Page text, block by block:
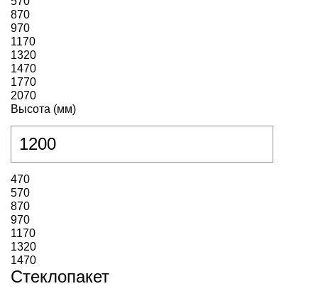
870
970
1170
1320
1470
1770
2070
Высота (мм)
470
570
870
970
1170
1320
1470
Стеклопакет